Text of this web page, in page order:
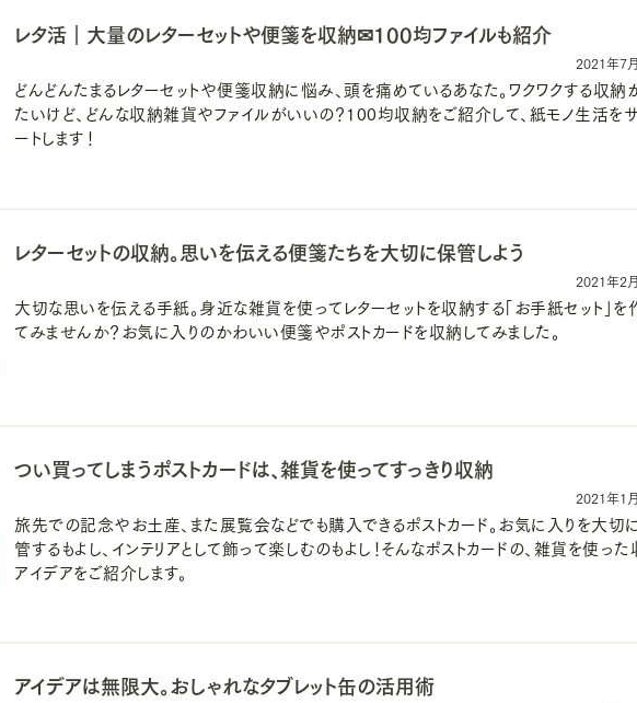
レタ活｜大量のレターセットや便箋を収納✉100均ファイルも紹介
2021年7
どんどんたまるレターセットや便箋収納に悩み、頭を痛めているあなた。ワクワクする収納
たいけど、どんな収納雑貨やファイルがいいの？100均収納をご紹介して、紙モノ生活を
ートします！
レターセットの収納。思いを伝える便箋たちを大切に保管しよう
2021年2
大切な思いを伝える手紙。身近な雑貨を使ってレターセットを収納する「お手紙セット」を
てみませんか？お気に入りのかわいい便箋やポストカードを収納してみました。
つい買ってしまうポストカードは、雑貨を使ってすっきり収納
2021年1
旅先での記念やお土産、また展覧会などでも購入できるポストカード。お気に入りを大切
管するもよし、インテリアとして飾って楽しむのもよし！そんなポストカードの、雑貨を使っ
アイデアをご紹介します。
アイデアは無限大。おしゃれなタブレット缶の活用術